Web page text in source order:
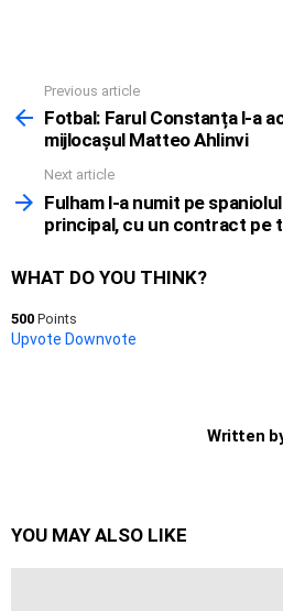
more
Previous article
Fotbal: Farul Constanța l-a
mijlocașul Matteo Ahlinvi
Next article
Fulham l-a numit pe
principal, cu un contract pe
WHAT DO YOU THINK?
500 Points
Upvote Downvote
Written
YOU MAY ALSO LIKE